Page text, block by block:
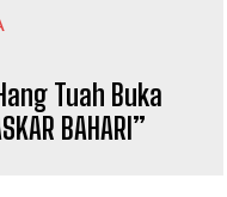
Tuah Buka
BAHARI”